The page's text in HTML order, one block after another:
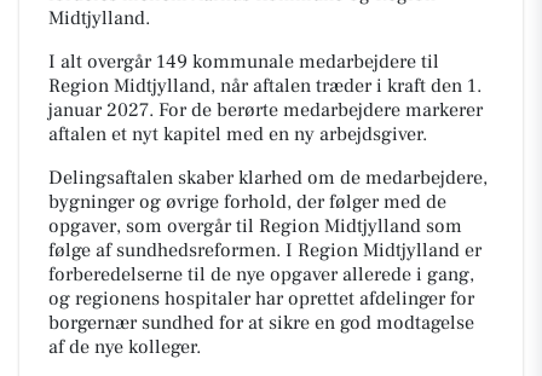
Midtjylland.
I alt overgår 149 kommunale medarbejdere til
Region Midtjylland, når aftalen træder i kraft den 1.
januar 2027. For de berørte medarbejdere markerer
aftalen et nyt kapitel med en ny arbejdsgiver.
Delingsaftalen skaber klarhed om de medarbejdere,
bygninger og øvrige forhold, der følger med de
opgaver, som overgår til Region Midtjylland som
følge af sundhedsreformen. I Region Midtjylland er
forberedelserne til de nye opgaver allerede i gang,
og regionens hospitaler har oprettet afdelinger for
borgernær sundhed for at sikre en god modtagelse
af de nye kolleger.